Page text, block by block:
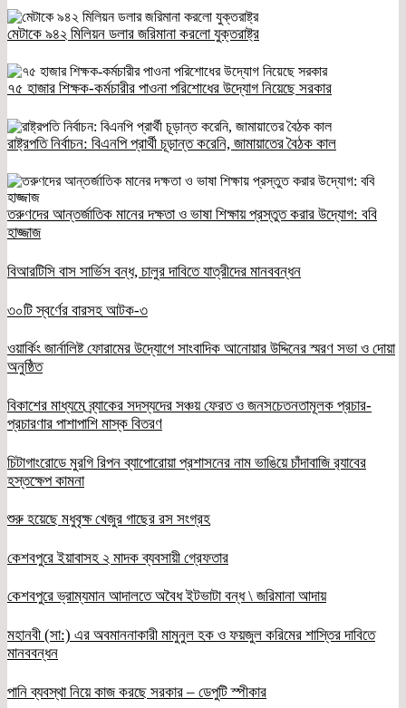
মেটাকে ৯৪২ মিলিয়ন ডলার জরিমানা করলো যুক্তরাষ্ট্র
৭৫ হাজার শিক্ষক-কর্মচারীর পাওনা পরিশোধের উদ্যোগ নিয়েছে সরকার
রাষ্ট্রপতি নির্বাচন: বিএনপি প্রার্থী চূড়ান্ত করেনি, জামায়াতের বৈঠক কাল
তরুণদের আন্তর্জাতিক মানের দক্ষতা ও ভাষা শিক্ষায় প্রস্তুত করার উদ্যোগ: ববি
হাজ্জাজ
বিআরটিসি বাস সার্ভিস বন্ধ, চালুর দাবিতে যাত্রীদের মানববন্ধন
৩০টি স্বর্ণের বারসহ আটক-৩
ওয়ার্কিং জার্নালিষ্ট ফোরামের উদ্যোগে সাংবাদিক আনোয়ার উদ্দিনের স্মরণ সভা ও দোয়া
অনুষ্ঠিত
বিকাশের মাধ্যমে ব্র্যাকের সদস্যদের সঞ্চয় ফেরত ও জনসচেতনতামূলক প্রচার-
প্রচারণার পাশাপাশি মাস্ক বিতরণ
চিটাগাংরোডে মুরগি রিপন ব্যাপোরোয়া প্রশাসনের নাম ভাঙিয়ে চাঁদাবাজি র‌্যাবের
হস্তক্ষেপ কামনা
শুরু হয়েছে মধুবৃক্ষ খেজুর গাছের রস সংগ্রহ
কেশবপুরে ইয়াবাসহ ২ মাদক ব্যবসায়ী গ্রেফতার
কেশবপুরে ভ্রাম্যমান আদালতে অবৈধ ইটভাটা বন্ধ \ জরিমানা আদায়
মহানবী (সা:) এর অবমাননাকারী মামুনুল হক ও ফয়জুল করিমের শাস্তির দাবিতে
মানববন্ধন
পানি ব্যবস্থা নিয়ে কাজ করছে সরকার – ডেপুটি স্পীকার